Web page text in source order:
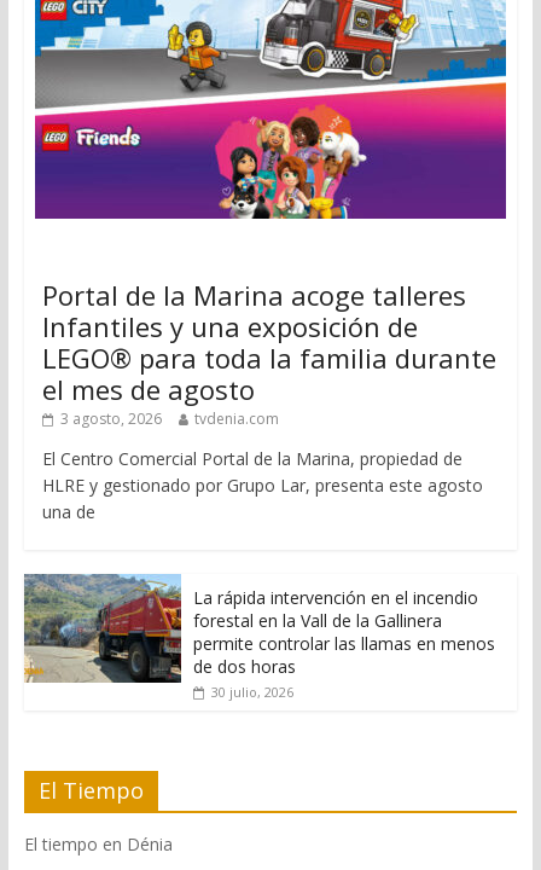
Portal de la Marina acoge talleres
Infantiles y una exposición de
LEGO® para toda la familia durante
el mes de agosto
3 agosto, 2026 tvdenia.com
El Centro Comercial Portal de la Marina, propiedad de
HLRE y gestionado por Grupo Lar, presenta este agosto
una de
La rápida intervención en el incendio
forestal en la Vall de la Gallinera
permite controlar las llamas en menos
de dos horas
30 julio, 2026
El Tiempo
El tiempo en Dénia